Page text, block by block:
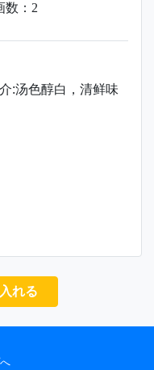
数： 2
:汤色醇白，清鲜味
れる